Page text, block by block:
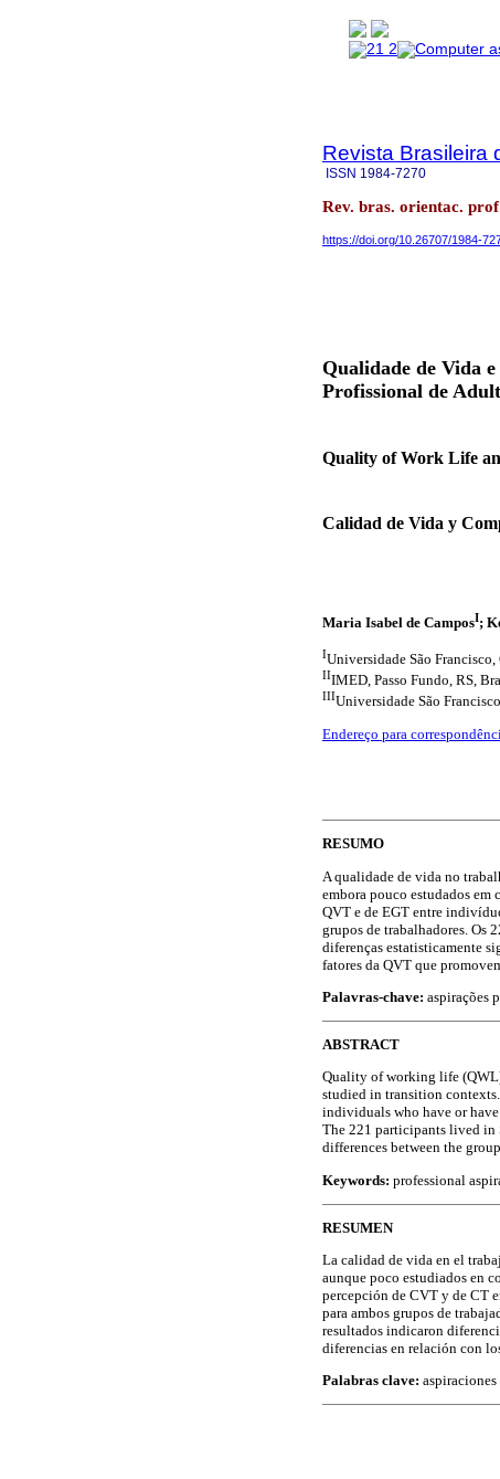
Revista Brasileira
ISSN 1984-7270
Rev. bras. orientac.
https://doi.org/10.26707/1984-
Qualidade de Vida
Profissional de
Quality of Work Life
Calidad de Vida y
Maria Isabel de CamposI;
IUniversidade São Francisco,
IIIMED, Passo Fundo, RS,
IIIUniversidade São
Endereço para
RESUMO
A qualidade de vida no
embora pouco estudados
QVT e de EGT entre
grupos de trabalhadores. Os
diferenças estatisticamente
fatores da QVT que
Palavras-chave: aspirações
ABSTRACT
Quality of working life
studied in transition
individuals who have or
The 221 participants lived in
differences between the
Keywords: professional
RESUMEN
La calidad de vida en el
aunque poco estudiados en
percepción de CVT y de CT
para ambos grupos de
resultados indicaron
diferencias en relación con
Palabras clave: